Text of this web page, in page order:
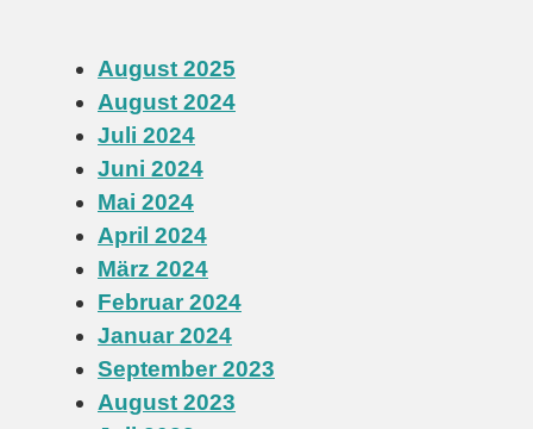
August 2025
August 2024
Juli 2024
Juni 2024
Mai 2024
April 2024
März 2024
Februar 2024
Januar 2024
September 2023
August 2023